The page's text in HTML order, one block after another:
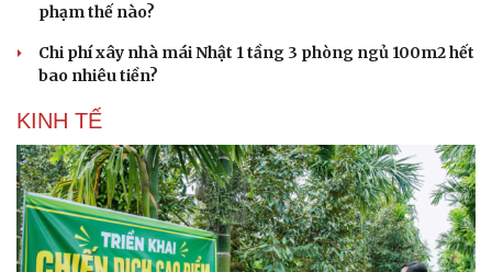
phạm thế nào?
Chi phí xây nhà mái Nhật 1 tầng 3 phòng ngủ 100m2 hết
bao nhiêu tiền?
KINH TẾ